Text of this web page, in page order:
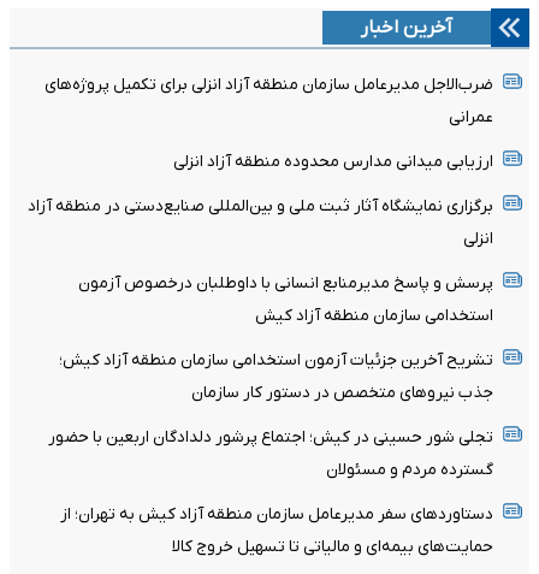
آخرین اخبار
ضرب‌الاجل مدیرعامل سازمان منطقه آزاد انزلی برای تکمیل پروژه‌های
عمرانی
ارزیابی میدانی مدارس محدوده منطقه آزاد انزلی
برگزاری نمایشگاه آثار ثبت ملی و بین‌المللی صنایع‌دستی در منطقه آزاد
انزلی
پرسش و پاسخ مدیرمنابع انسانی با داوطلبان درخصوص آزمون
استخدامی سازمان منطقه آزاد کیش
تشریح آخرین جزئیات آزمون استخدامی سازمان منطقه آزاد کیش؛
جذب نیروهای متخصص در دستور کار سازمان
تجلی شور حسینی در کیش؛ اجتماع پرشور دلدادگان اربعین با حضور
گسترده مردم و مسئولان
دستاوردهای سفر مدیرعامل سازمان منطقه آزاد کیش به تهران؛ از
حمایت‌های بیمه‌ای و مالیاتی تا تسهیل خروج کالا